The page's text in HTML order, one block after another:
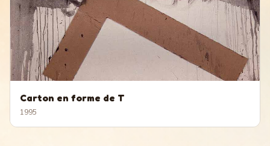
Carton en forme de T
1995